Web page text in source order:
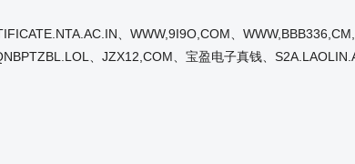
、WWW,9I9O,COM、
、JZX12,COM、宝盈电子真钱、